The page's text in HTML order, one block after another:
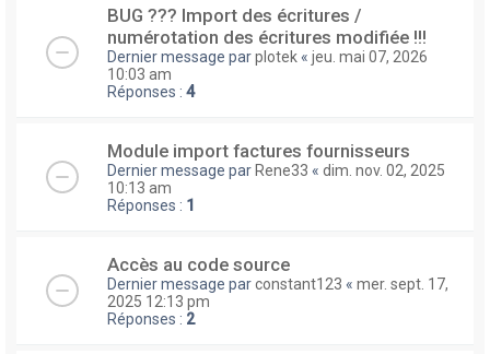
BUG ??? Import des écritures /
numérotation des écritures modifiée !!!
Dernier message parplotek « jeu. mai 07, 2026
10:03 am
Réponses : 4
Module import factures fournisseurs
Dernier message par Rene33 « dim. nov. 02, 2025
10:13 am
Réponses : 1
Accès au code source
Dernier message parconstant123 « mer. sept. 17,
2025 12:13 pm
Réponses : 2